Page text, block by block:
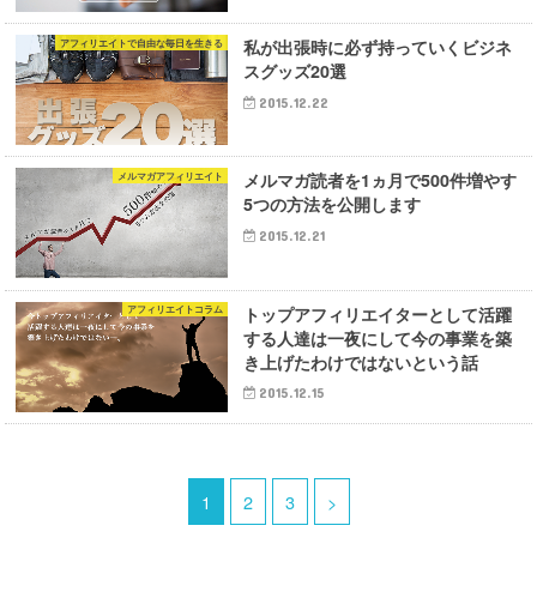
アフィリエイトで自由な毎日を生きる
私が出張時に必ず持っていくビジネ
スグッズ20選
2015.12.22
メルマガアフィリエイト
メルマガ読者を1ヵ月で500件増やす
5つの方法を公開します
2015.12.21
アフィリエイトコラム
トップアフィリエイターとして活躍
する人達は一夜にして今の事業を築
き上げたわけではないという話
2015.12.15
1 2 3 >